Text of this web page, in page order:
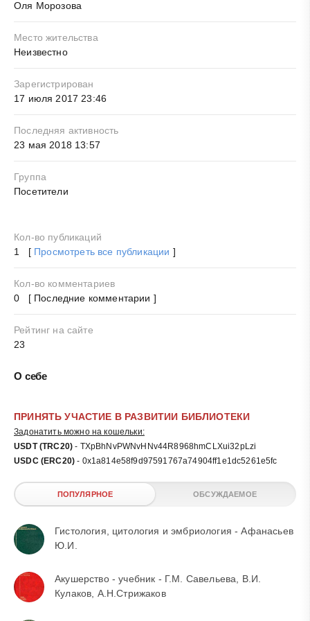
Оля Морозова
Место жительства
Неизвестно
Зарегистрирован
17 июля 2017 23:46
Последняя активность
23 мая 2018 13:57
Группа
Посетители
Кол-во публикаций
1 [ Просмотреть все публикации ]
Кол-во комментариев
0 [ Последние комментарии ]
Рейтинг на сайте
23
О себе
ПРИНЯТЬ УЧАСТИЕ В РАЗВИТИИ БИБЛИОТЕКИ
Задонатить можно на кошельки:
USDT (TRC20) - TXpBhNvPWNvHNv44R8968hmCLXui32pLzi
USDC (ERC20) - 0x1a814e58f9d97591767a74904ff1e1dc5261e5fc
ПОПУЛЯРНОЕ ОБСУЖДАЕМОЕ
Гистология, цитология и эмбриология - Афанасьев
Ю.И.
Акушерство - учебник - Г.М. Савельева, В.И.
Кулаков, А.Н.Стрижаков